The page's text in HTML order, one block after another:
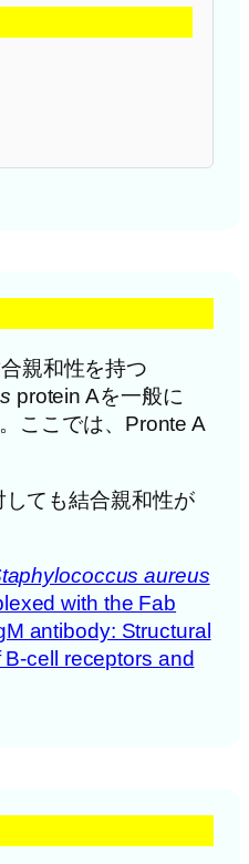
親和性を持つ
protein Aを一般に
ここでは、Pronte A
ても結合親和性が
aureus
with the Fab
antibody: Structural
cell receptors and